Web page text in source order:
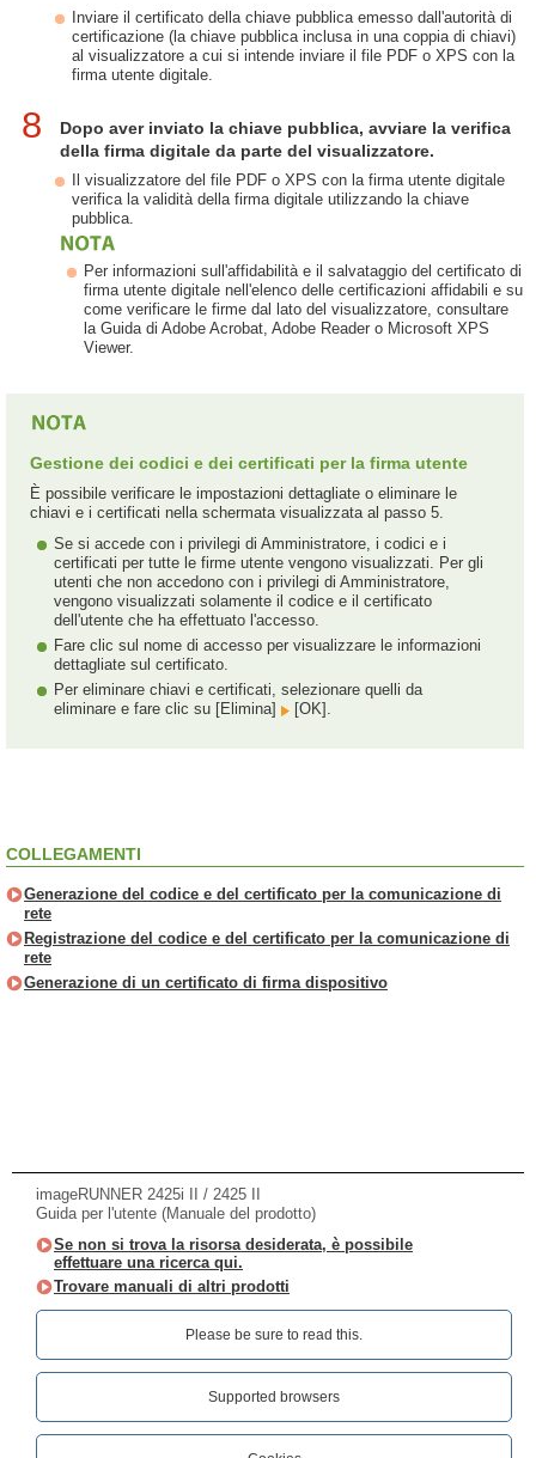
Inviare il certificato della chiave pubblica emesso dall'autorità di
certificazione (la chiave pubblica inclusa in una coppia di chiavi)
al visualizzatore a cui si intende inviare il file PDF o XPS con la
firma utente digitale.
8
Dopo aver inviato la chiave pubblica, avviare la verifica
della firma digitale da parte del visualizzatore.
Il visualizzatore del file PDF o XPS con la firma utente digitale
verifica la validità della firma digitale utilizzando la chiave
pubblica.
Per informazioni sull'affidabilità e il salvataggio del certificato di
firma utente digitale nell'elenco delle certificazioni affidabili e su
come verificare le firme dal lato del visualizzatore, consultare
la Guida di Adobe Acrobat, Adobe Reader o Microsoft XPS
Viewer.
Gestione dei codici e dei certificati per la firma utente
È possibile verificare le impostazioni dettagliate o eliminare le
chiavi e i certificati nella schermata visualizzata al passo 5.
Se si accede con i privilegi di Amministratore, i codici e i
certificati per tutte le firme utente vengono visualizzati. Per gli
utenti che non accedono con i privilegi di Amministratore,
vengono visualizzati solamente il codice e il certificato
dell'utente che ha effettuato l'accesso.
Fare clic sul nome di accesso per visualizzare le informazioni
dettagliate sul certificato.
Per eliminare chiavi e certificati, selezionare quelli da
eliminare e fare clic su [Elimina]
[OK].
COLLEGAMENTI
Generazione del codice e del certificato per la comunicazione di
rete
Registrazione del codice e del certificato per la comunicazione di
rete
Generazione di un certificato di firma dispositivo
imageRUNNER 2425i II / 2425 II
Guida per l'utente (Manuale del prodotto)
Se non si trova la risorsa desiderata, è possibile
effettuare una ricerca qui.
Trovare manuali di altri prodotti
Please be sure to read this.‎
Supported browsers